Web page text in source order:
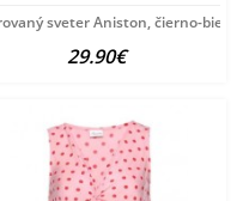
modro-bielesveter Aniston, čierno-biely
29.90€